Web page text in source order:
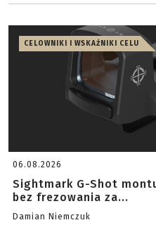
CELOWNIKI I WSKAŹNIKI CELU
06.08.2026
Sightmark G-Shot
bez frezowania za...
Damian Niemczuk